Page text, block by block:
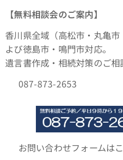
【無料相談会のご案内】
香川県全域（高松市・丸亀
よび徳島市・鳴門市対応。
遺言書作成・相続対策のご相
📞 087-873-2653
🌐 お問い合わせフォームは